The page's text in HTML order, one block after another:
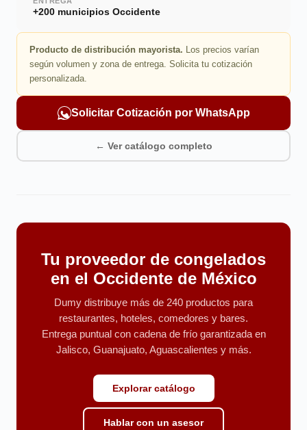
+200 municipios Occidente
Producto de distribución mayorista. Los precios varían
según volumen y zona de entrega. Solicita tu cotización
personalizada.
Solicitar Cotización por WhatsApp
← Ver catálogo completo
Tu proveedor de congelados
en el Occidente de México
Dumy distribuye más de 240 productos para
restaurantes, hoteles, comedores y bares.
Entrega puntual con cadena de frío garantizada en
Jalisco, Guanajuato, Aguascalientes y más.
Explorar catálogo
Hablar con un asesor